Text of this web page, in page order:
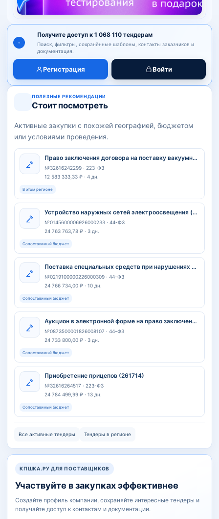
Получите доступ к 1 068 110 тендерам
Поиск, фильтры, сохранённые шаблоны, контакты заказчиков и
документация.
Регистрация Войти
ПОЛЕЗНЫЕ РЕКОМЕНДАЦИИ
Стоит посмотреть
Активные закупки с похожей географией, бюджетом
или условиями проведения.
Право заключения договора на поставку вакуумной машины МВ-10 КАМАЗ 43118-76RR или аналог для обособленного подразделения г. Билибино ООО «Арктик Атом-Сервис»
№32616242299 · 223-ФЗ
12 583 333,33 ₽ · 4 дн.
В этом регионе
Устройство наружных сетей электроосвещения (в том числе пусконаладочные работы) в рамках выполнения работ по объекту: "Проведение работ по сохранению объекта культурного наследия "Капитальный ремонт зданий школы МБОУ "Гатчинская СОШ № 4 с углубленным изучением отдельных предметов", расположенных по адресу: Ленинградская обл., г. Гатчина, ул. Чкалова, дом 2, дом 4" (Шифр – 0145 – 0255/18.09.18)"
№0145600006926000233 · 44-ФЗ
24 763 763,78 ₽ · 3 дн.
Сопоставимый бюджет
Поставка специальных средств при нарушениях функций выделения в 2027 году в целях социального обеспечения
№0219100000226000309 · 44-ФЗ
24 766 734,00 ₽ · 10 дн.
Сопоставимый бюджет
Аукцион в электронной форме на право заключения контракта на поставку лекарственных препаратов (Омализумаб) для обеспечения граждан, имеющих право на получение государственной социальной помощи в городе Москве (УНЗ Z2624781 - повторная закупка)
№0873500001826008107 · 44-ФЗ
24 733 800,00 ₽ · 3 дн.
Сопоставимый бюджет
Приобретение прицепов (261714)
№32616264517 · 223-ФЗ
24 784 499,99 ₽ · 13 дн.
Сопоставимый бюджет
Все активные тендеры Тендеры в регионе
КПШКА.РУ ДЛЯ ПОСТАВЩИКОВ
Участвуйте в закупках эффективнее
Создайте профиль компании, сохраняйте интересные тендеры и
получайте доступ к контактам и документации.